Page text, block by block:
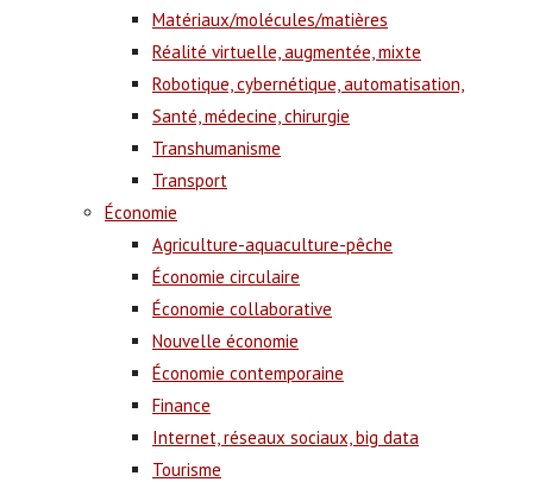
Matériaux/molécules/matières
Réalité virtuelle, augmentée, mixte
Robotique, cybernétique, automatisation,
Santé, médecine, chirurgie
Transhumanisme
Transport
Économie
Agriculture-aquaculture-pêche
Économie circulaire
Économie collaborative
Nouvelle économie
Économie contemporaine
Finance
Internet, réseaux sociaux, big data
Tourisme